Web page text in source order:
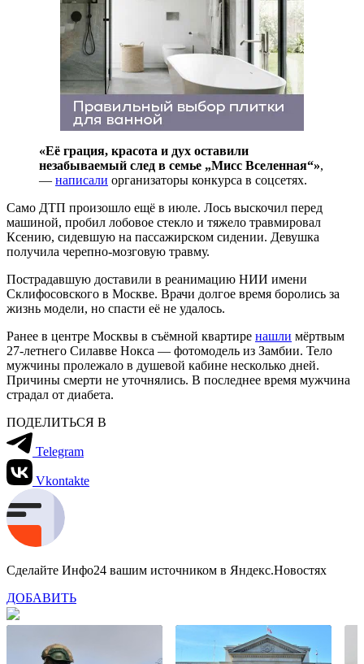
«Её грация, красота и дух оставили
незабываемый след в семье „Мисс Вселенная“»,
— написали организаторы конкурса в соцсетях.
Само ДТП произошло ещё в июле. Лось выскочил перед
машиной, пробил лобовое стекло и тяжело травмировал
Ксению, сидевшую на пассажирском сидении. Девушка
получила черепно-мозговую травму.
Пострадавшую доставили в реанимацию НИИ имени
Склифосовского в Москве. Врачи долгое время боролись за
жизнь модели, но спасти её не удалось.
Ранее в центре Москвы в съёмной квартире нашли мёртвым
27-летнего Силавве Нокса — фотомодель из Замбии. Тело
мужчины пролежало в душевой кабине несколько дней.
Причины смерти не уточнялись. В последнее время мужчина
страдал от диабета.
ПОДЕЛИТЬСЯ В
Telegram
Vkontakte
Сделайте Инфо24 вашим источником в Яндекс.Новостях
ДОБАВИТЬ